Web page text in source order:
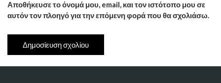
Αποθήκευσε το όνομά μου, email, και τον ιστότοπο μου σε
αυτόν τον πλοηγό για την επόμενη φορά που θα σχολιάσω.